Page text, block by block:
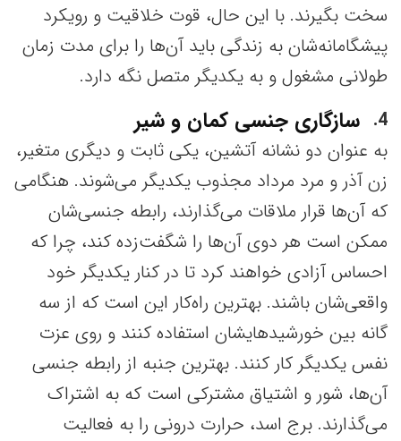
سخت بگیرند. با این حال، قوت خلاقیت‌ و رویکرد
پیشگامانه‌شان به زندگی باید آن‌ها را برای مدت زمان
طولانی مشغول و به یکدیگر متصل نگه دارد.
4
سازگاری جنسی کمان و شیر
به عنوان دو نشانه آتشین، یکی ثابت و دیگری متغیر،
زن آذر و مرد مرداد مجذوب یکدیگر می‌شوند. هنگامی
که آن‌ها قرار ملاقات می‌گذارند، رابطه جنسی‌شان
ممکن است هر دوی آن‌ها را شگفت‌زده کند، چرا که
احساس آزادی خواهند کرد تا در کنار یکدیگر خود
واقعی‌شان باشند. بهترین راه‌کار این است که از سه
گانه بین خورشیدهایشان استفاده کنند و روی عزت
نفس یکدیگر کار کنند. بهترین جنبه از رابطه جنسی
آن‌ها، شور و اشتیاق مشترکی است که به اشتراک
می‌گذارند. برج اسد، حرارت درونی را به فعالیت